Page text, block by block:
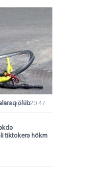
ölüb
6 Avqust 20:47
tiktokerə hökm